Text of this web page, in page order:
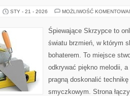
STY - 21 - 2026 MOŻLIWOŚĆ
Śpiewające Skrzypce to
światu brzmień, w którym
bohaterem. To miejsce
odkrywać piękno melodii,
pragną doskonalić
smyczkowym. Strona